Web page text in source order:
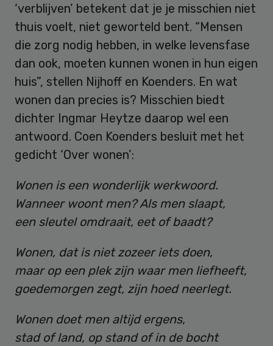
‘verblijven’ betekent dat je je misschien niet
thuis voelt, niet geworteld bent. “Mensen
die zorg nodig hebben, in welke levensfase
dan ook, moeten kunnen wonen in hun eigen
huis”, stellen Nijhoff en Koenders. En wat
wonen dan precies is? Misschien biedt
dichter Ingmar Heytze daarop wel een
antwoord. Coen Koenders besluit met het
gedicht ‘Over wonen’:
Wonen is een wonderlijk werkwoord.
Wanneer woont men? Als men slaapt,
een sleutel omdraait, eet of baadt?
Wonen, dat is niet zozeer iets doen,
maar op een plek zijn waar men liefheeft,
goedemorgen zegt, zijn hoed neerlegt.
Wonen doet men altijd ergens,
stad of land, op stand of in de bocht